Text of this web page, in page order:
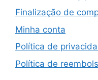
Finalização de
Minha conta
Política de
Política de